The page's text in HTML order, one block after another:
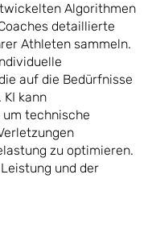
Algorithmen
detaillierte
Athleten sammeln.
auf die Bedürfnisse
kann
technische
zu optimieren.
und der